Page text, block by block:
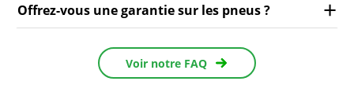
Offrez-vous une garantie sur les pneus ?
Voir notre FAQ